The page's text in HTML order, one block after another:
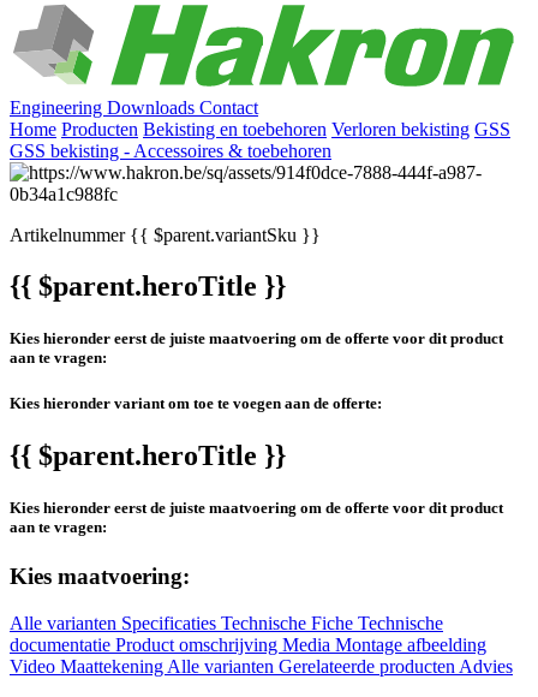
Engineering Downloads Contact
Home Producten Bekisting en toebehoren Verloren bekisting GSS
GSS bekisting - Accessoires & toebehoren
Artikelnummer{{ $parent.variantSku }}
{{ $parent.heroTitle }}
Kies hieronder eerst de juiste maatvoering om de offerte voor dit product
aan te vragen:
Kies hieronder variant om toe te voegen aan de offerte:
{{ $parent.heroTitle }}
Kies hieronder eerst de juiste maatvoering om de offerte voor dit product
aan te vragen:
Kies maatvoering:
Alle varianten Specificaties Technische Fiche Technische
documentatie Product omschrijving Media Montage afbeelding
Video Maattekening Alle varianten Gerelateerde producten Advies